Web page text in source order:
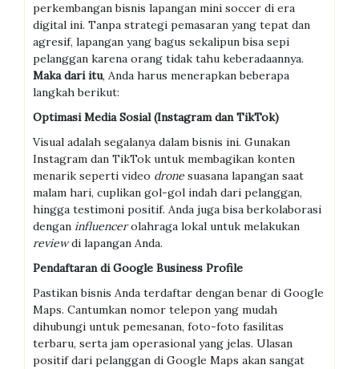
perkembangan bisnis lapangan mini soccer di era
digital ini. Tanpa strategi pemasaran yang tepat dan
agresif, lapangan yang bagus sekalipun bisa sepi
pelanggan karena orang tidak tahu keberadaannya.
Maka dari itu, Anda harus menerapkan beberapa
langkah berikut:
Optimasi Media Sosial (Instagram dan TikTok)
Visual adalah segalanya dalam bisnis ini. Gunakan
Instagram dan TikTok untuk membagikan konten
menarik seperti video drone suasana lapangan saat
malam hari, cuplikan gol-gol indah dari pelanggan,
hingga testimoni positif. Anda juga bisa berkolaborasi
dengan influencerolahraga lokal untuk melakukan
reviewdi lapangan Anda.
Pendaftaran di Google Business Profile
Pastikan bisnis Anda terdaftar dengan benar di Google
Maps. Cantumkan nomor telepon yang mudah
dihubungi untuk pemesanan, foto-foto fasilitas
terbaru, serta jam operasional yang jelas. Ulasan
positif dari pelanggan di Google Maps akan sangat